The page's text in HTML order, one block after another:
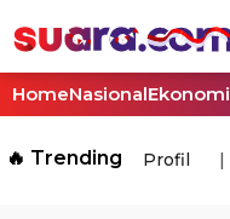
HomeNasionalEkonomi
🔥 Trending Profil